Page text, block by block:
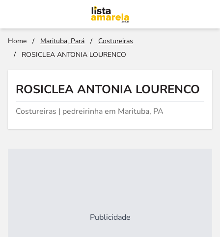
Home / Marituba, Pará /
Costureiras
/
ROSICLEA ANTONIA LOURENCO
ROSICLEA ANTONIA LOURENCO
Costureiras | pedreirinha em Marituba, PA
Publicidade